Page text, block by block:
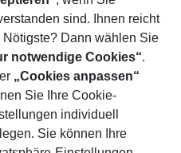
Die nächstgelegene Stadt ist
ein Supermarkt. Vom Hotel
beach (ca. 1 km), malia
neben einem Mietwagen-
180 km entfernt. Zwischen
Flughafen (HER) liegt in etwa
sind. Ihnen reicht
Nötigste? Dann wählen Sie
notwendige Cookies“.
„Cookies anpassen“
Sie Ihre Cookie-
individuell
Sie können Ihre